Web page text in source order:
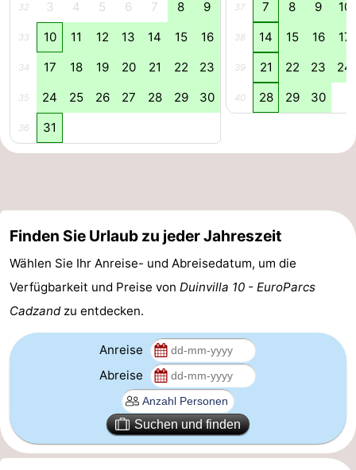
Domburg
Zoutelande
Vlissingen
Middelburg
Zeeuws-
Breskens
-
Cadzand-
Dorp
-
Retranchement
-
Het
Zwin
-
Brügge
-
32 3 4 5 6 7 8 9
33 10 11 12 13 14 15 16
34 17 18 19 20 21 22 23
35 24 25 26 27 28 29 30
36 31
37 7 8 9 10
38 14 15 16 17
39 21 22 23 24
40 28 29 30
Finden Sie Urlaub zu jeder Jahreszeit
Wählen Sie Ihr Anreise- und Abreisedatum, um die
Verfügbarkeit und Preise von Duinvilla 10 - EuroParcs
Cadzandzu entdecken.
Anreise
Abreise
Suchen und finden